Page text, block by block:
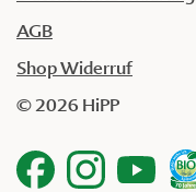
AGB
Shop Widerruf
© 2026 HiPP